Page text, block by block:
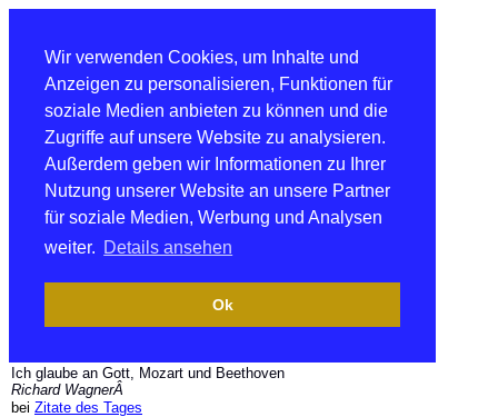
Wir verwenden Cookies, um Inhalte und
Anzeigen zu personalisieren, Funktionen für
soziale Medien anbieten zu können und die
Zugriffe auf unsere Website zu analysieren.
Außerdem geben wir Informationen zu Ihrer
Nutzung unserer Website an unsere Partner
für soziale Medien, Werbung und Analysen
weiter. Details ansehen
Ok
Ich glaube an Gott, Mozart und Beethoven
Richard WagnerÂ
bei Zitate des Tages